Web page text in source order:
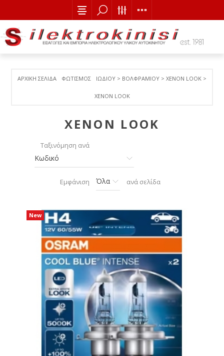
ΑΡΧΙΚΉ ΣΕΛΊΔΑ ΦΩΤΙΣΜΟΣ ΙΩΔΙΟΥ > ΒΟΛΦΡΑΜΙΟY > ΧΕΝΟΝ LOOK >
XENON LOOK
XENON LOOK
Ταξινόμηση ανά
Εμφάνιση ανά σελίδα
New